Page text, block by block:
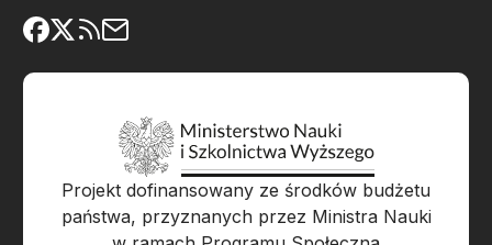
Projekt dofinansowany ze środków budżetu
państwa, przyznanych przez Ministra Nauki